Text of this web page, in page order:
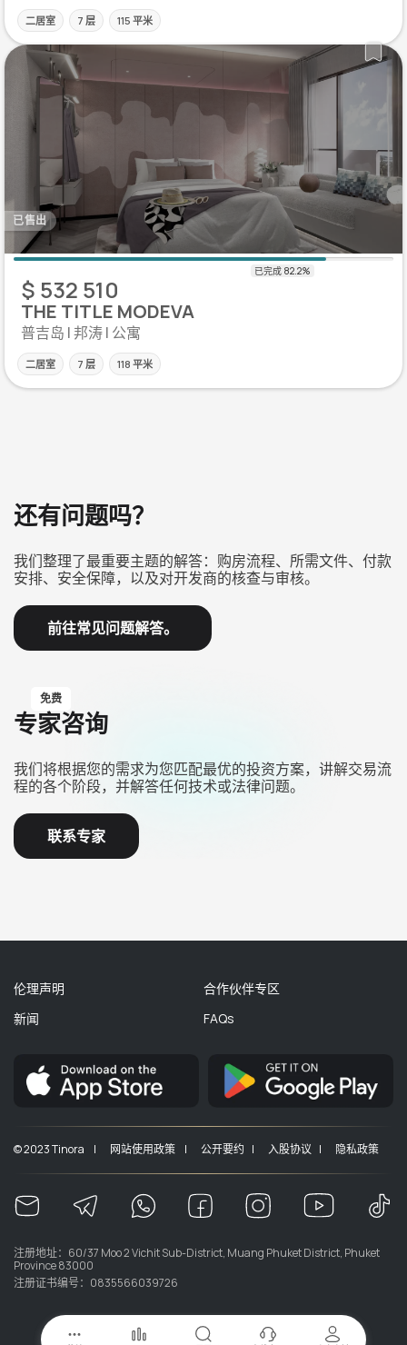
二居室 7 层 115 平米
已售出
$ 532 510
THE TITLE MODEVA
普吉岛 | 邦涛 | 公寓
二居室 7 层 118 平米
还有问题吗？
我们整理了最重要主题的解答：购房流程、所需文件、付款
安排、安全保障，以及对开发商的核查与审核。
前往常见问题解答。
免费
专家咨询
我们将根据您的需求为您匹配最优的投资方案，讲解交易流
程的各个阶段，并解答任何技术或法律问题。
联系专家
伦理声明
新闻
合作伙伴专区
FAQs
© 2023 Tinora | 网站使用政策 | 公开要约 | 入股协议 | 隐私政策
注册地址：60/37 Moo 2 Vichit Sub-District, Muang Phuket District, Phuket
Province 83000
注册证书编号：0835566039726